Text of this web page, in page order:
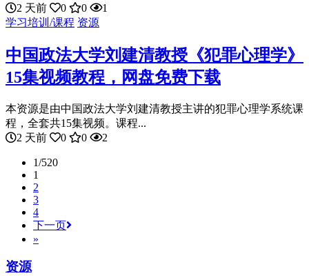
2 天前 0 0
1
学习培训/课程 资源
中国政法大学刘建清教授《犯罪心理学》
15集视频教程，网盘免费下载
本资源是由中国政法大学刘建清教授主讲的犯罪心理学系统课
程，全套共15集视频。课程...
2 天前
0 0 2
1/520
1
2
3
4
下一页
»
资源